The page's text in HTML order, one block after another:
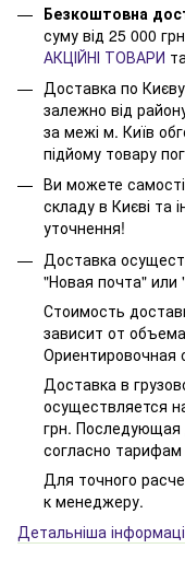
Безкоштовна
суму від 25 000
АКЦІЙНІ ТОВАРИ
Доставка по
залежно від
за межі м. Київ
підйому товару
Ви можете
складу в Києві та
уточнення!
Доставка
"Новая почта" или
Стоимость
зависит от
Ориентировочная
Доставка в
осуществляется
грн. Последующая
согласно тарифам
Для точного
к менеджеру.
Детальніша